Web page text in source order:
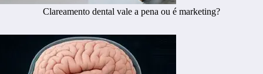
Clareamento dental vale a pena ou é marketing?